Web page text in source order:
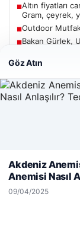
■Altın fiyatları
Gram, çeyrek,
■Outdoor
■Bakan Gürlek,
Güncel
Bakan
İlkeleriyle Süreç
Web sitemizi
kullanıyoruz.
Göz Atın
Akdeniz
Anemisi Nasıl
09/04/2025